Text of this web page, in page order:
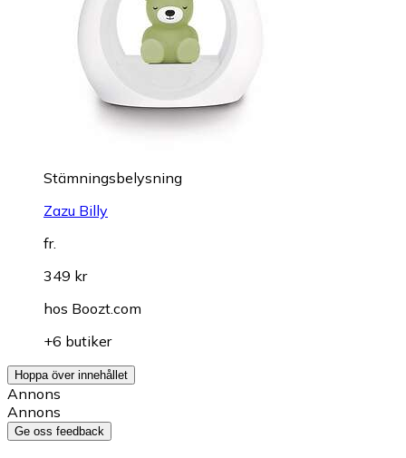
Stämningsbelysning
Zazu Billy
fr.
349 kr
hos Boozt.com
+6 butiker
Hoppa över innehållet
Annons
Annons
Ge oss feedback